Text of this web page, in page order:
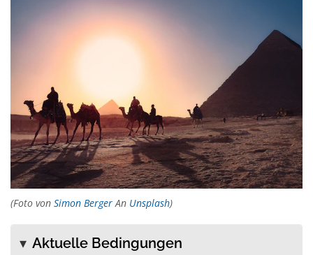
(Foto von Simon Berger An Unsplash)
Aktuelle Bedingungen